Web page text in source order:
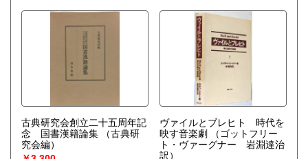
古典研究会創立二十五周年記
念 国書漢籍論集
（古典研
究会編）
ヴァイルとブレヒト 時代を
映す音楽劇
（ゴットフリー
ト・ヴァーグナー 岩淵達治
訳）